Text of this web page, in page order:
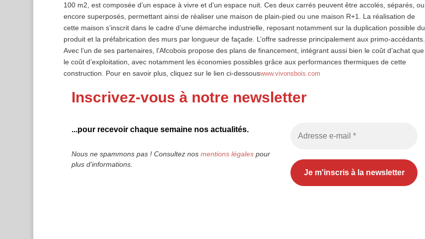
100 m2, est composée d’un espace à vivre et d’un espace nuit. Ces deux carrés peuvent être accolés, séparés, ou
encore superposés, permettant ainsi de réaliser une maison de plain-pied ou une maison R+1. La réalisation de
cette maison s’inscrit dans le cadre d’une démarche industrielle, reposant notamment sur la duplication possible du
produit et la préfabrication des murs par longueur de façade. L’offre sadresse principalement aux primo-accédants.
Avec l’un de ses partenaires, l’Afcobois propose des plans de financement, intégrant aussi bien le coût d’achat que
le coût d’exploitation, avec notamment les économies possibles grâce aux performances thermiques de cette
construction. Pour en savoir plus, cliquez sur le lien ci-dessouswww.vivonsbois.com
Inscrivez-vous à notre newsletter
...pour recevoir chaque semaine nos actualités.
Nous ne spammons pas ! Consultez nos mentions légalespour
plus d’informations.